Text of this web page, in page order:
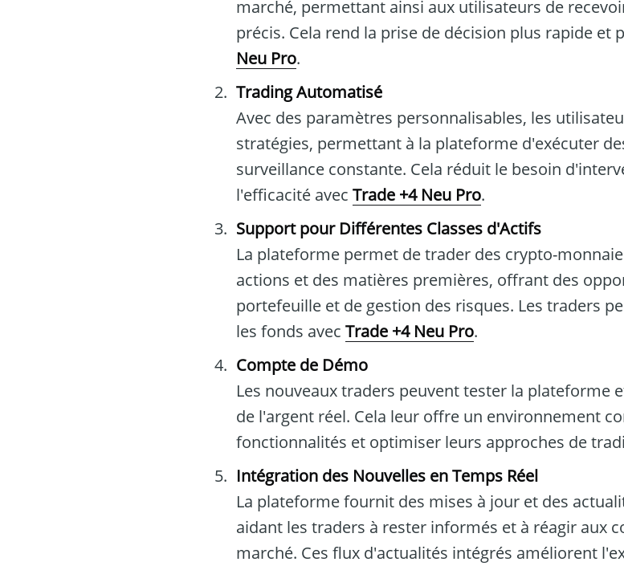
marché, permettant ainsi aux utilisateurs de
précis. Cela rend la prise de décision plus rapide et
Neu Pro.
Trading Automatisé
Avec des paramètres personnalisables, les
stratégies, permettant à la plateforme d'exécuter
surveillance constante. Cela réduit le besoin
l'efficacité avec Trade +4 Neu Pro.
Support pour Différentes Classes d'Actifs
La plateforme permet de trader des crypto-
actions et des matières premières, offrant des
portefeuille et de gestion des risques. Les traders
les fonds avec Trade +4 Neu Pro.
Compte de Démo
Les nouveaux traders peuvent tester la plateforme
de l'argent réel. Cela leur offre un environnement
fonctionnalités et optimiser leurs approches de
Intégration des Nouvelles en Temps Réel
La plateforme fournit des mises à jour et des
aidant les traders à rester informés et à réagir aux
marché. Ces flux d'actualités intégrés améliorent